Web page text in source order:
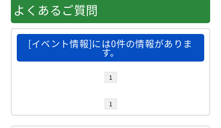
よくあるご質問
[イベント情報]には0件の情報がありま
す。
1
1